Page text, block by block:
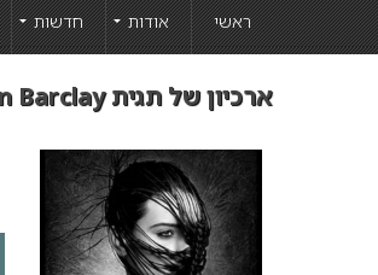
ראשי אודות חדשות
ארכיון של תגית Adrian Barclay